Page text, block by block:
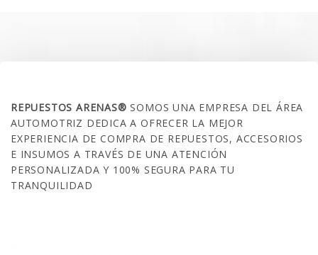
REPUESTOS ARENAS®SOMOS UNA EMPRESA DEL ÁREA
AUTOMOTRIZ DEDICA A OFRECER LA MEJOR
EXPERIENCIA DE COMPRA DE REPUESTOS, ACCESORIOS
E INSUMOS A TRAVÉS DE UNA ATENCIÓN
PERSONALIZADA Y 100% SEGURA PARA TU
TRANQUILIDAD